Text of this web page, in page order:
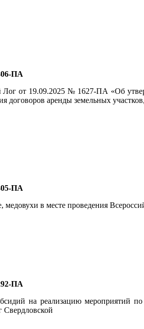
ПА
от 19.09.2025 № 1627-ПА «Об
аренды земельных
ПА
в месте проведения
ПА
на реализацию мероприятий
Свердловской